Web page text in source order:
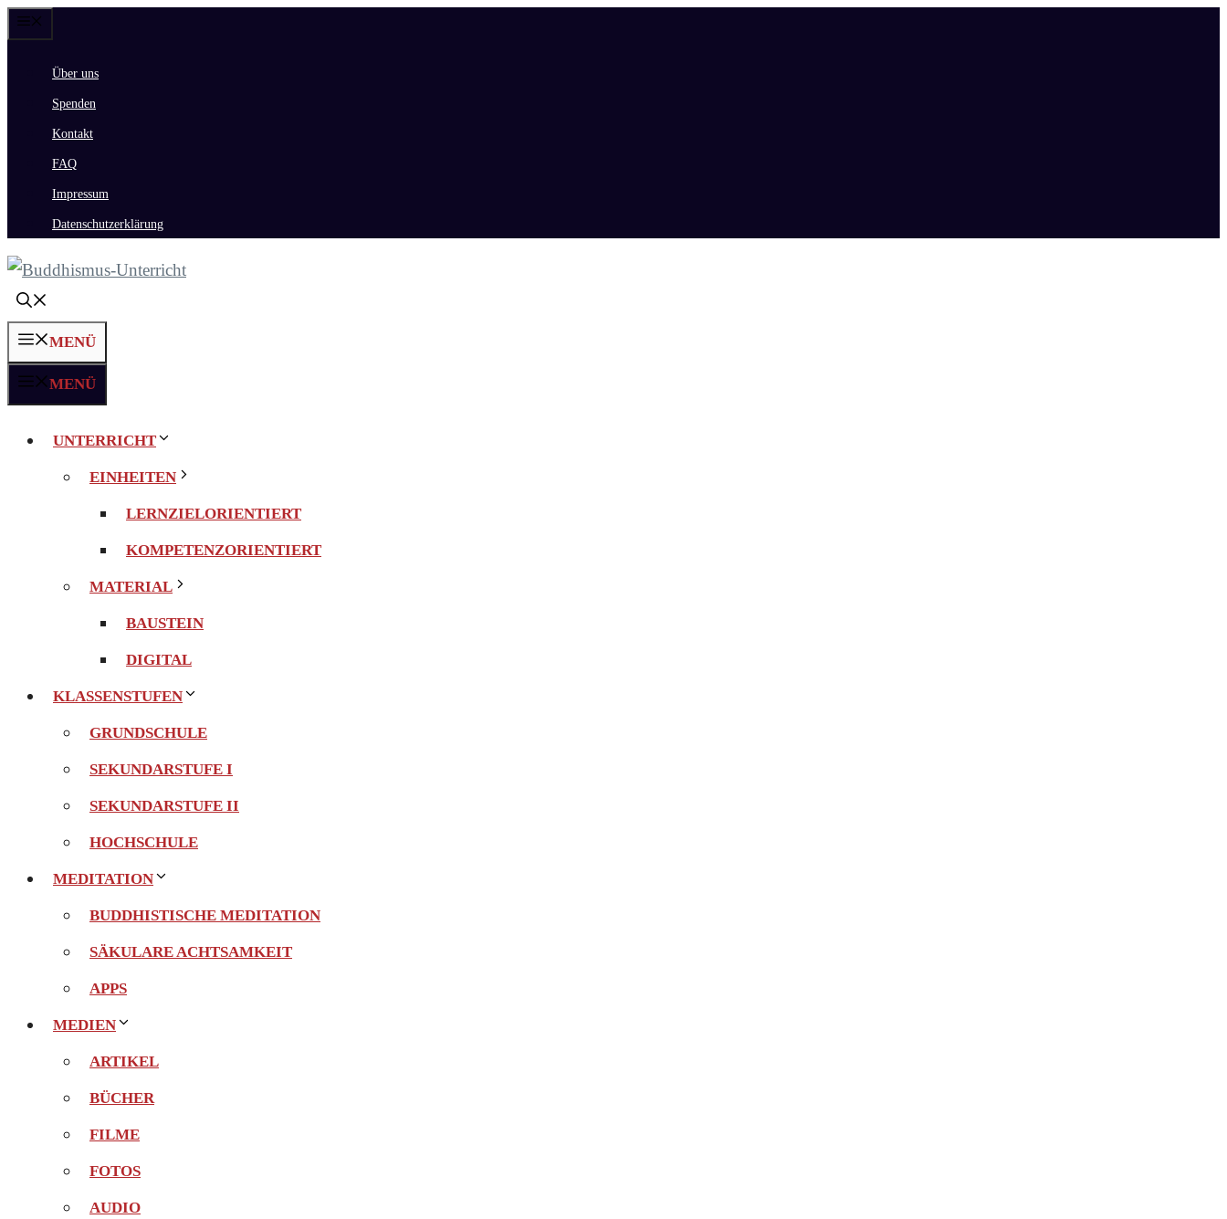
Zum
springenÜber uns
Spenden
Kontakt
FAQ
Impressum
Datenschutzerklärung
MENÜ
MENÜ
UNTERRICHT
EINHEITEN
LERNZIELORIENTIERT
KOMPETENZORIENTIERT
MATERIAL
BAUSTEIN
DIGITAL
KLASSENSTUFEN
GRUNDSCHULE
SEKUNDARSTUFE I
SEKUNDARSTUFE II
HOCHSCHULE
MEDITATION
BUDDHISTISCHE MEDITATION
SÄKULARE ACHTSAMKEIT
APPS
MEDIEN
ARTIKEL
BÜCHER
FILME
FOTOS
AUDIO